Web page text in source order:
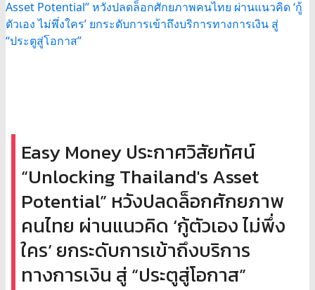
Easy Money ประกาศวิสัยทัศน์
“Unlocking Thailand's Asset
Potential” หวังปลดล็อกศักยภาพ
คนไทย ผ่านแนวคิด ‘กู้ตัวเอง ไม่พึ่ง
ใคร’ ยกระดับการเข้าถึงบริการ
ทางการเงิน สู่ “ประตูสู่โอกาส”